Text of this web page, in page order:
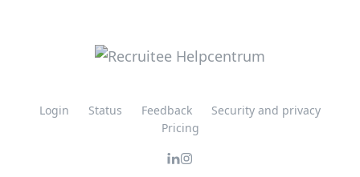
Login Status Feedback
Security and privacy
Pricing